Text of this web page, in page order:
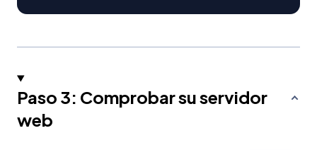
Paso 3: Comprobar su servidor
web